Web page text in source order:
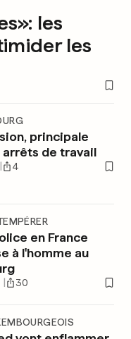
les
les
principale
arrêts de travail
4
en France
à l'homme au
30